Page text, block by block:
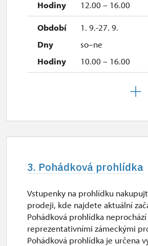
so–ne
11.00 – 15.00
so–ne
12.00 – 16.00
1. 9.-27. 9.
so–ne
10.00 – 16.00
29. 9.-27. 10.
12.00 – 16.00
29. 9.-27. 10.
so–ne
10.00 – 16.00
3. Pohádková prohlídka
Vstupenky na prohlídku
prodeji, kde najdete aktuální
Pohádková prohlídka neprochází
reprezentativními zámeckými
Pohádková prohlídka je určena